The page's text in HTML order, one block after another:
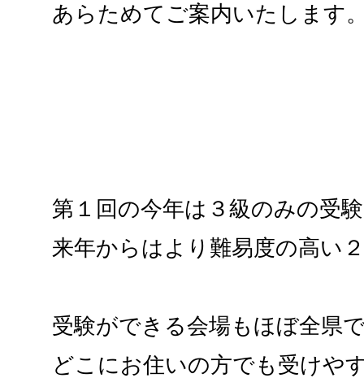
あらためてご案内いたします
第１回の今年は３級のみの受
来年からはより難易度の高い
受験ができる会場もほぼ全県
どこにお住いの方でも受けや